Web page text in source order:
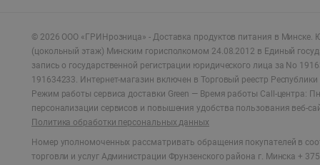
© 2026 ООО «ГРИНрозница» - Доставка продуктов питания в Минске.
(цокольный этаж) Минским горисполкомом 24.08.2012 в Единый
запись о государственной регистрации юридического лица за No
191634233. Интернет-магазин включен в Торговый реестр
Режим работы сервиса доставки Green — Время работы Call-центра:
персонализации сервисов и повышения удобства пользования веб-
Политика обработки персональных данных
Номер уполномоченных рассматривать обращения покупателей в
торговли и услуг Администрации Фрунзенского района г. Минска +